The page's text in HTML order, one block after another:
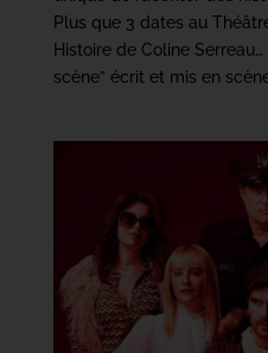
Plus que 3 dates au
Histoire de Coline
scène” écrit et mis en